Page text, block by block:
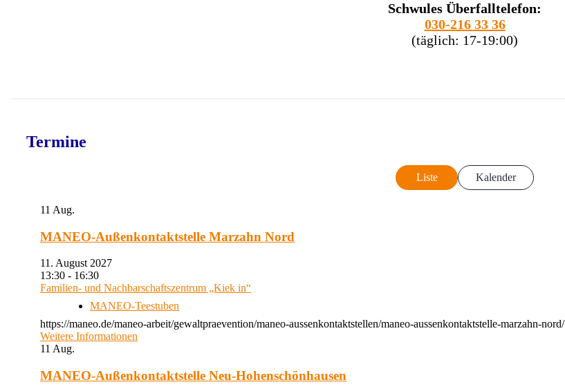
Schwules Überfalltelefon:
030-216 33 36
(täglich: 17-19:00)
Termine
Liste Kalender
11 Aug.
MANEO-Außenkontaktstelle Marzahn Nord
11. August 2027
13:30 - 16:30
Familien- und Nachbarschaftszentrum „Kiek in“
MANEO-Teestuben
https://maneo.de/maneo-arbeit/gewaltpraevention/maneo-aussenkontaktstellen/maneo-aussenkontaktstelle-marzahn-nord/
Weitere Informationen
11 Aug.
MANEO-Außenkontaktstelle Neu-Hohenschönhausen